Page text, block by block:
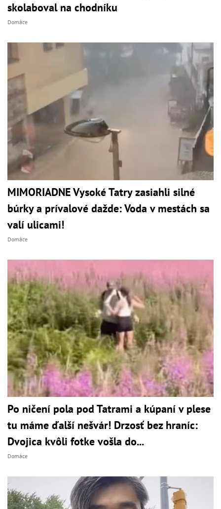
skolaboval na chodníku
Domáce
MIMORIADNE Vysoké Tatry zasiahli silné
búrky a prívalové dažde: Voda v mestách sa
valí ulicami!
Domáce
Po ničení pola pod Tatrami a kúpaní v plese
tu máme ďalší nešvár! Drzosť bez hraníc:
Dvojica kvôli fotke vošla do...
Domáce